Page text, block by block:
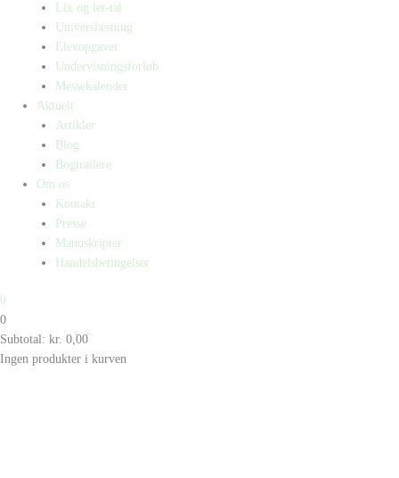
Lix og let-tal
Universlæsning
Elevopgaver
Undervisningsforløb
Messekalender
Aktuelt
Artikler
Blog
Bogtrailere
Om os
Kontakt
Presse
Manuskripter
Handelsbetingelser
0
0
Subtotal: kr. 0,00
Ingen produkter i kurven